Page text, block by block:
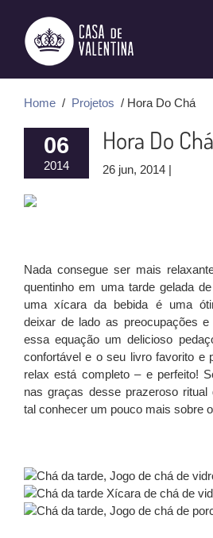
conteúdo
Home / Projetos / Hora Do Chá
06
2014
Hora Do Chá
26 jun, 2014 |
Nada consegue ser mais
quentinho em uma tarde gelada
uma xícara da bebida é uma
deixar de lado as preocupações
essa equação um delicioso
confortável e o seu livro favorito e
relax está completo – e perfeito!
nas graças desse prazeroso ritual
tal conhecer um pouco mais sobre